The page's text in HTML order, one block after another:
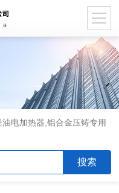
电加热器,铝合金压铸专用